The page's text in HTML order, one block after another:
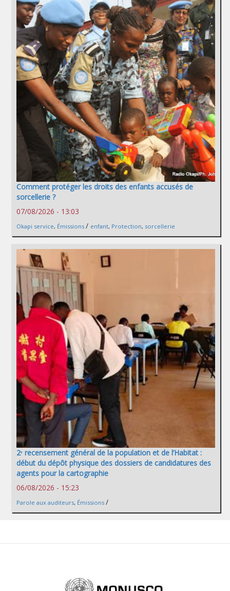
Comment protéger les droits des enfants accusés de
sorcellerie ?
07/08/2026 - 13:03
Okapi service, Émissions / enfant, Protection, sorcellerie
2ᵉ recensement général de la population et de l’Habitat :
début du dépôt physique des dossiers de candidatures des
agents pour la cartographie
06/08/2026 - 15:23
Parole aux auditeurs, Émissions /